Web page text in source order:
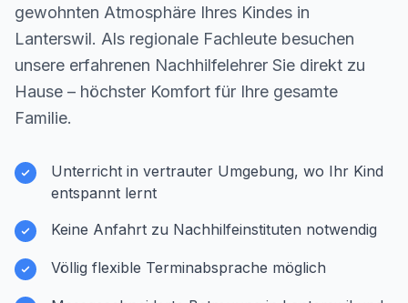
gewohnten Atmosphäre Ihres Kindes in
Lanterswil. Als regionale Fachleute besuchen
unsere erfahrenen Nachhilfelehrer Sie direkt zu
Hause – höchster Komfort für Ihre gesamte
Familie.
Unterricht in vertrauter Umgebung, wo Ihr Kind
entspannt lernt
Keine Anfahrt zu Nachhilfeinstituten notwendig
Völlig flexible Terminabsprache möglich